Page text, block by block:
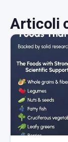
Articoli